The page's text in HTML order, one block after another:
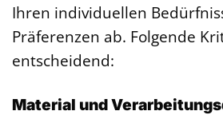
Ihren individuellen
Präferenzen ab. Folgende
entscheidend:
Material und